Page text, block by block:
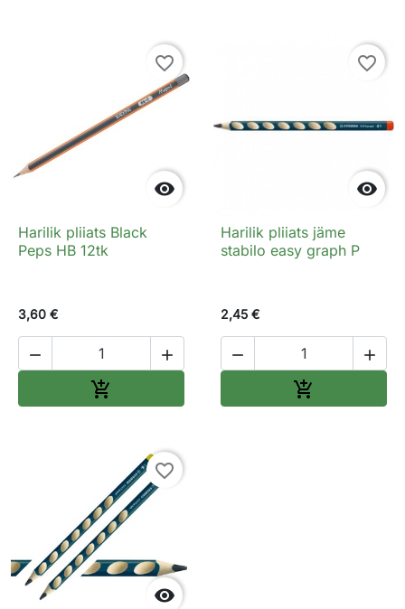

favorite_border
Harilik pliiats Black
Peps HB 12tk
3,60 €
 


favorite_border
Harilik pliiats jäme
stabilo easy graph P
2,45 €
 


favorite_border